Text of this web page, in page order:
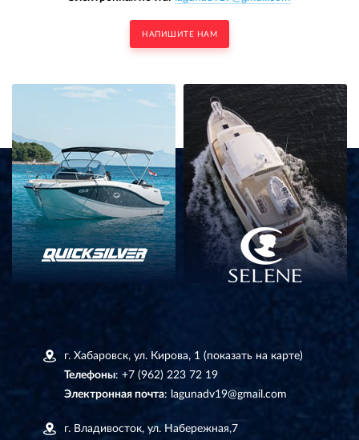
НАПИШИТЕ НАМ
г. Хабаровск, ул. Кирова, 1 (показать на карте)
Телефоны: +7 (962) 223 72 19
Электронная почта: lagunadv19@gmail.com
г. Владивосток, ул. Набережная,7